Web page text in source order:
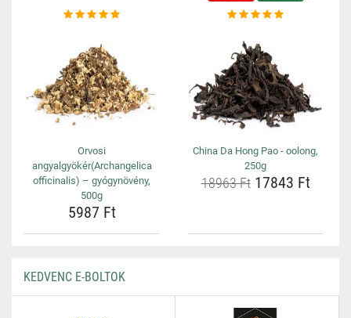
Orvosi
angyalgyökér(Archangelica
officinalis) – gyógynövény,
500g
5987 Ft
China Da Hong Pao - oolong,
250g
18963 Ft17843 Ft
KEDVENC E-BOLTOK